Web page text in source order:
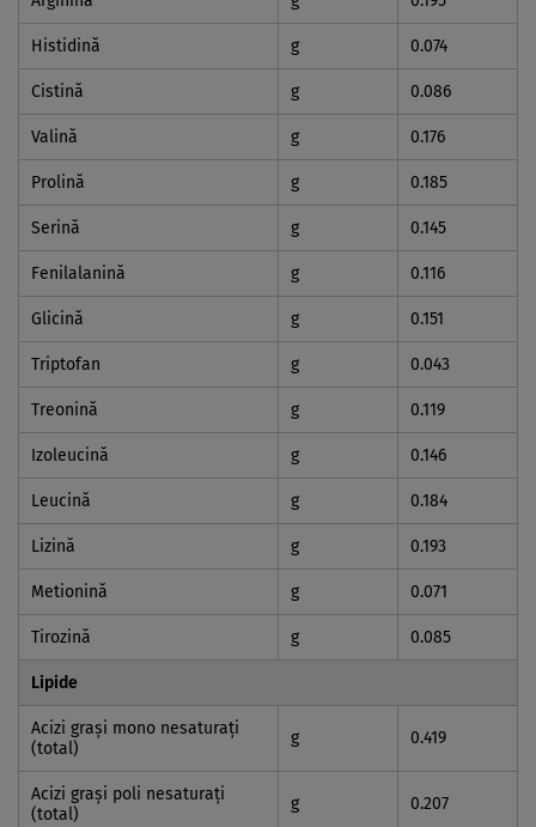
Histidină g 0.074
Cistină g 0.086
Valină g 0.176
Prolină g 0.185
Serină g 0.145
Fenilalanină g 0.116
Glicină g 0.151
Triptofan g 0.043
Treonină g 0.119
Izoleucină g 0.146
Leucină g 0.184
Lizină g 0.193
Metionină g 0.071
Tirozină g 0.085
Lipide
Acizi graşi mono nesaturaţi
(total)
g 0.419
Acizi graşi poli nesaturaţi
(total)
g 0.207